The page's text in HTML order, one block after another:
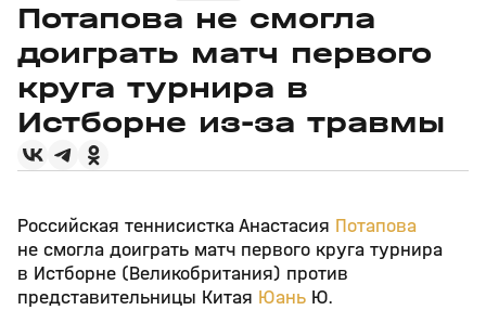
Потапова не смогла
доиграть матч первого
круга турнира в
Истборне из‑за травмы
Российская теннисистка Анастасия Потапова
не смогла доиграть матч первого круга турнира
в Истборне (Великобритания) против
представительницы Китая Юань Ю.